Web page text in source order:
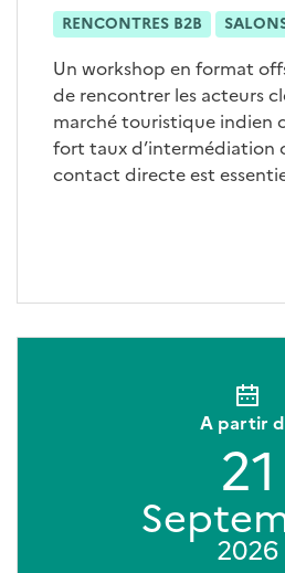
RENCONTRES B2B
Un workshop en format
de rencontrer les acteurs
marché touristique indien
fort taux d’intermédiation
contact directe est
A partir
21
2026